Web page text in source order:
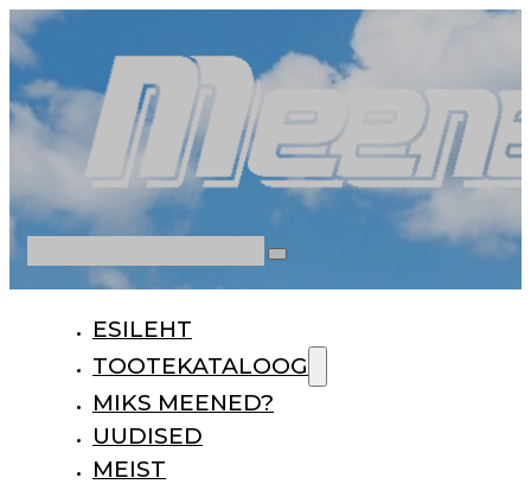
ESILEHT
TOOTEKATALOOG
MIKS MEENED?
UUDISED
MEIST